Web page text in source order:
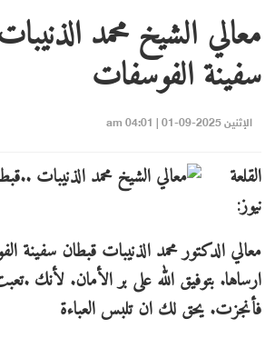
معالي الشيخ محمد
سفينة الفوسفات
الإثنين 2025-09-01 | 04:01 am
القلعة
نيوز:
معالي الدكتور محمد الذنيبات قبطان سفينة
ارساها. بتوفيق الله على بر الأمان. لأنك
فأنجزت. يحق لك ان تلبس العباءة